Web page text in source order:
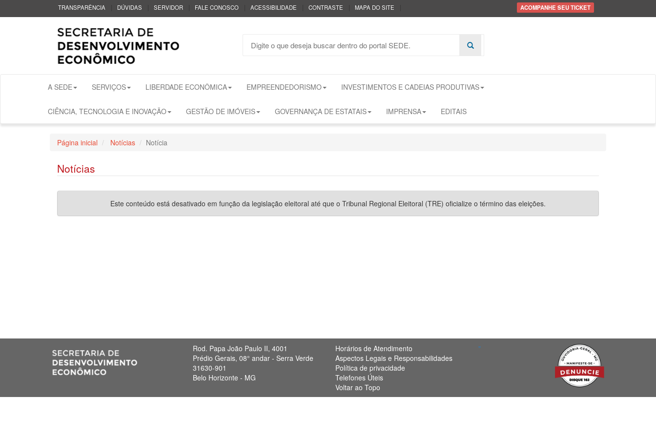
TRANSPARÊNCIA DÚVIDAS SERVIDOR FALE CONOSCO ACESSIBILIDADE CONTRASTE MAPA DO SITE ACOMPANHE SEU TICKET
A SEDE SERVIÇOS LIBERDADE ECONÔMICA EMPREENDEDORISMO INVESTIMENTOS E CADEIAS PRODUTIVAS
CIÊNCIA, TECNOLOGIA E INOVAÇÃO GESTÃO DE IMÓVEIS GOVERNANÇA DE ESTATAIS IMPRENSA EDITAIS
Página inicial Notícias Notícia
Notícias
Este conteúdo está desativado em função da legislação eleitoral até que o Tribunal Regional Eleitoral (TRE) oficialize o término das eleições.
Rod. Papa João Paulo II, 4001
Prédio Gerais, 08° andar - Serra Verde
31630-901
Belo Horizonte - MG
Horários de Atendimento
Aspectos Legais e Responsabilidades
Política de privacidade
Telefones Úteis
Voltar ao Topo
"